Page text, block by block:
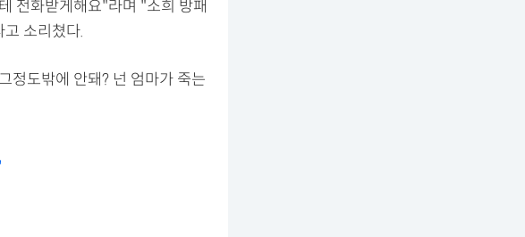
전화받게해요"라며 "소희 방패
소리쳤다.
정도밖에 안돼? 넌 엄마가 죽는